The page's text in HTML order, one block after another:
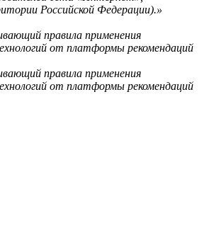
Российской Федерации).»
правила применения
от платформы рекомендаций
правила применения
от платформы рекомендаций